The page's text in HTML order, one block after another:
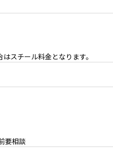
スチール料金となります。
要相談